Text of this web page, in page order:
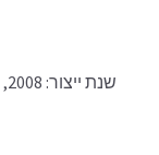
שנת ייצור: 2008, שעות: 4455 שעות, מתח פלט: 157 hp